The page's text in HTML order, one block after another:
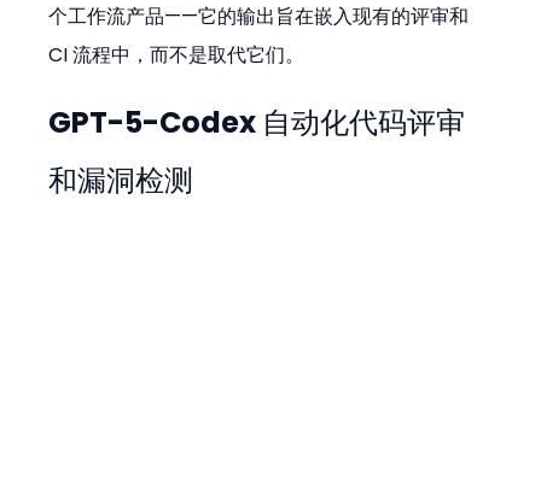
个工作流产品——它的输出旨在嵌入现有的评审和
CI 流程中，而不是取代它们。
GPT-5-Codex 自动化代码评审
和漏洞检测